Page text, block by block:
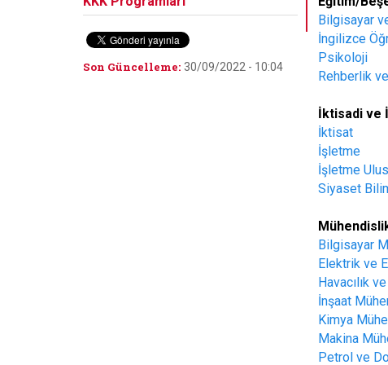
Son Güncelleme: 30/09/2022 - 10:04
Bilgisayar
İngilizce
Psikoloji
Rehberlik
İktisadi ve
İktisat
İşletme
İşletme
Siyaset
Bilgisayar
Elektrik ve
Havacılık
İnşaat
Kimya
Makina
Petrol ve